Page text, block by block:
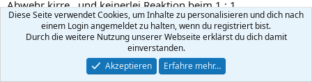
Abwehr kirre , und keinerlei Reaktion beim 1 : 1 .
Hardy,since'67undNoldy1212
HempelHolger
Diese Seite verwendet Cookies, um Inhalte zu personalisieren und dich nach
einem Login angemeldet zu halten, wenn du registriert bist.
Durch die weitere Nutzung unserer Webseite erklärst du dich damit
einverstanden.
Akzeptieren
Erfahre mehr…